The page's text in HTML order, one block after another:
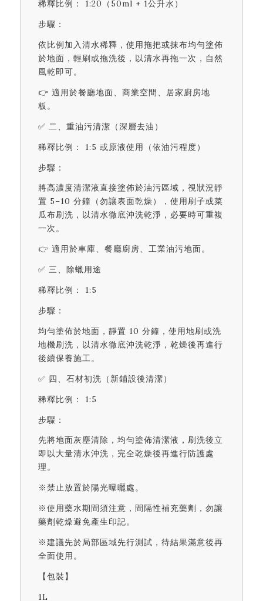
稀釋比例： 1:20（50ml + 1公升水）
步驟：
依比例加入清水稀釋，使用拖把或抹布均勻塗佈
於地面，輕刷或拖洗後，以清水再拖一次，自然
風乾即可。
👉 適用於餐廳地面、商業空間、居家廚房地
板。
✅ 二、重油污清潔（深層去油）
稀釋比例： 1:5 或原液使用（依油污程度）
步驟：
將高濃度清潔液直接塗佈於油污區域，視狀況靜
置 5–10 分鐘（勿讓表面乾燥），使用刷子或菜
瓜布刷洗，以清水徹底沖洗乾淨，必要時可重複
一次。
👉 適用於車庫、餐廳廚房、工業油污地面。
✅ 三、除蠟用途
稀釋比例： 1:5
步驟：
均勻塗佈於地面，靜置 10 分鐘，使用地刷或洗
地機刷洗，以清水徹底沖洗乾淨，乾燥後再進行
後續保養施工。
✅ 四、石材初洗（新鋪設後清潔）
稀釋比例： 1:5
步驟：
先將地面灰塵清除，均勻塗佈清潔液，刷洗後立
即以大量清水沖洗，完全乾燥後再進行防護處
理。
※禁止放置於陽光曝曬處。
※使用藥水期間須注意，間隔性補充藥劑，勿讓
藥劑乾燥避免產生印記。
※建議先於局部區域先行測試，待結果滿意後再
全面使用。
【包裝】
1L